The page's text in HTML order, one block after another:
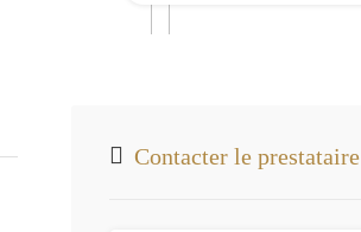
Contacter le prestataire